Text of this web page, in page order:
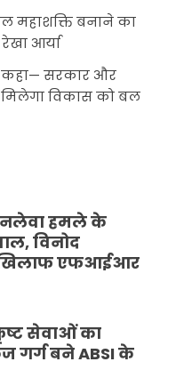
महाशक्ति बनाने का
आर्या
कहा— सरकार और
विकास को बल
हमले के
विनोद
एफआईआर
सेवाओं का
गर्ग बने ABSI के